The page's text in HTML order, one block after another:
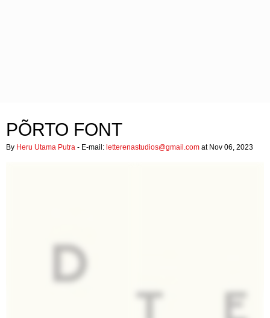
PÕRTO FONT
By Heru Utama Putra - E-mail: letterenastudios@gmail.com at Nov 06, 2023